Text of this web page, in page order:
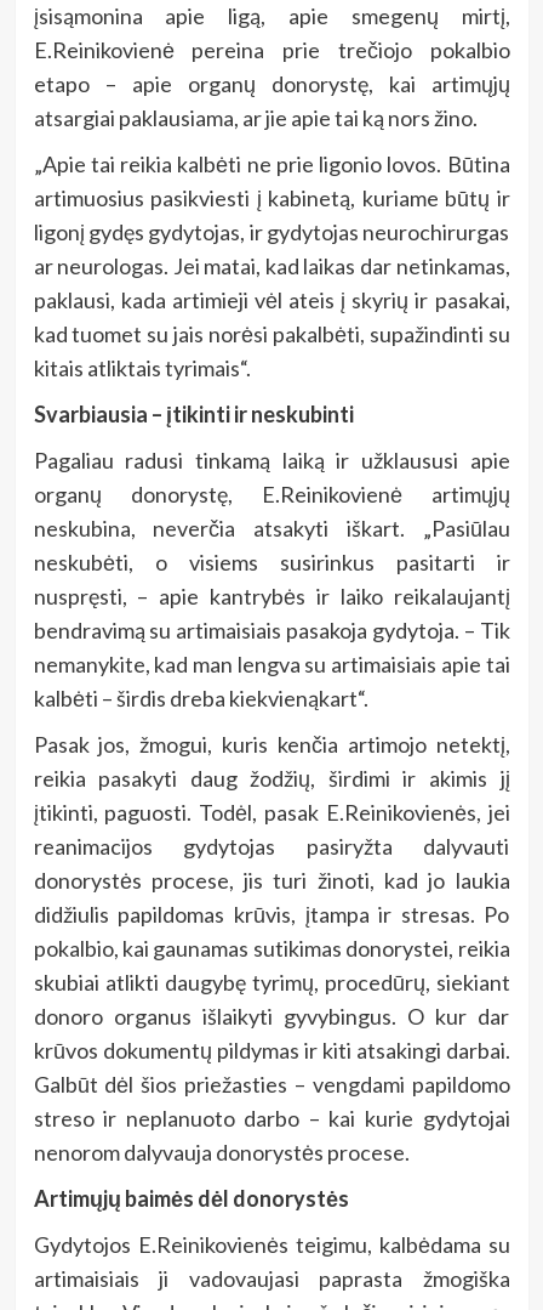
įsisąmonina apie ligą, apie smegenų mirtį,
E.Reinikovienė pereina prie trečiojo pokalbio
etapo – apie organų donorystę, kai artimųjų
atsargiai paklausiama, ar jie apie tai ką nors žino.
„Apie tai reikia kalbėti ne prie ligonio lovos. Būtina
artimuosius pasikviesti į kabinetą, kuriame būtų ir
ligonį gydęs gydytojas, ir gydytojas neurochirurgas
ar neurologas. Jei matai, kad laikas dar netinkamas,
paklausi, kada artimieji vėl ateis į skyrių ir pasakai,
kad tuomet su jais norėsi pakalbėti, supažindinti su
kitais atliktais tyrimais“.
Svarbiausia – įtikinti ir neskubinti
Pagaliau radusi tinkamą laiką ir užklaususi apie
organų donorystę, E.Reinikovienė artimųjų
neskubina, neverčia atsakyti iškart. „Pasiūlau
neskubėti, o visiems susirinkus pasitarti ir
nuspręsti, – apie kantrybės ir laiko reikalaujantį
bendravimą su artimaisiais pasakoja gydytoja. – Tik
nemanykite, kad man lengva su artimaisiais apie tai
kalbėti – širdis dreba kiekvienąkart“.
Pasak jos, žmogui, kuris kenčia artimojo netektį,
reikia pasakyti daug žodžių, širdimi ir akimis jį
įtikinti, paguosti. Todėl, pasak E.Reinikovienės, jei
reanimacijos gydytojas pasiryžta dalyvauti
donorystės procese, jis turi žinoti, kad jo laukia
didžiulis papildomas krūvis, įtampa ir stresas. Po
pokalbio, kai gaunamas sutikimas donorystei, reikia
skubiai atlikti daugybę tyrimų, procedūrų, siekiant
donoro organus išlaikyti gyvybingus. O kur dar
krūvos dokumentų pildymas ir kiti atsakingi darbai.
Galbūt dėl šios priežasties – vengdami papildomo
streso ir neplanuoto darbo – kai kurie gydytojai
nenorom dalyvauja donorystės procese.
Artimųjų baimės dėl donorystės
Gydytojos E.Reinikovienės teigimu, kalbėdama su
artimaisiais ji vadovaujasi paprasta žmogiška